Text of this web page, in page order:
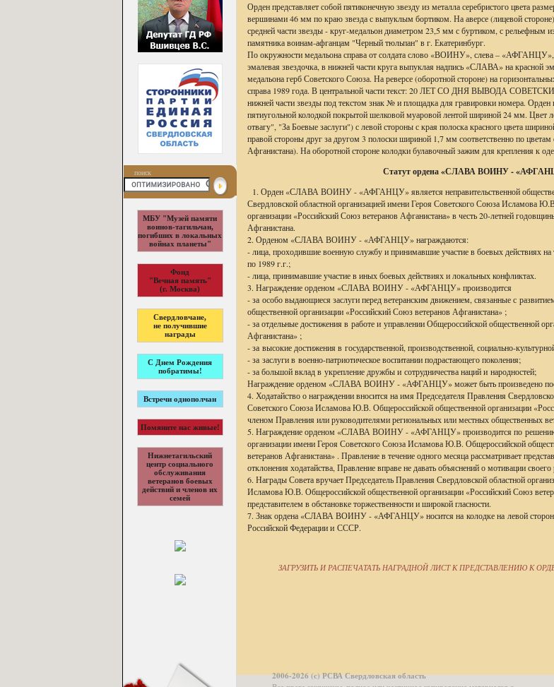
поиск
МБУ "Музей памяти
воинов-тагильчан,
погибших в локальных
войнах планеты"
Фонд
"Вечная память"
(г. Москва)
Свердловчане,
не получившие
награды
С Днем Рождения
побратимы!
Встречи однополчан
Помяните нас живые!
Нижнетагильский
центр социального
обслуживания
ветеранов боевых
действий и членов их
семей
Орден представляет собой пятиконечную звезду из металла серебристого цвета
вершинами 46 мм по краю звезда с выпуклым бортиком. На аверсе (лицевой
средней части звезды - круг-медальон диаметром 23,5 мм с буртиком, с рельефным
памятника воинам-афганцам "Черный тюльпан" в г. Екатеринбург.
По окружности медальона справа от солдата слово «ВОИНУ», слева – «АФГАНЦУ»,
эмалевая звездочка, в нижней части круга выпуклая надпись «СЛАВА» на красной
медальона герб Советского Союза. На реверсе (оборотной стороне) на
справа 1989 года. В центральной части текст: 20 ЛЕТ СО ДНЯ ВЫВОДА
нижней части звезды под текстом знак № и площадка для гравировки номера.
пятиугольной колодкой покрытой шелковой муаровой лентой шириной 24 мм. Цвет
отвагу", "За Боевые заслуги") с левой стороны с края полоска красного цвета
правой стороны друг за другом 3 полоски шириной 1,7 мм соответственно по
Афганистана). На оборотной стороне колодки булавочный зажим для крепления к
Статут ордена «СЛАВА ВОИНУ -
1. Орден «СЛАВА ВОИНУ - «АФГАНЦУ» является неправительственной
Свердловской областной организацией имени Героя Советского Союза Исламова
организации «Российский Союз ветеранов Афганистана» в честь 20-летней
Афганистана.
2. Орденом «СЛАВА ВОИНУ - «АФГАНЦУ» награждаются:
- лица, проходившие военную службу и принимавшие участие в боевых действиях на
по 1989 г.г.;
- лица, принимавшие участие в иных боевых действиях и локальных конфликтах.
3. Награждение орденом «СЛАВА ВОИНУ - «АФГАНЦУ» производится
- за особо выдающиеся заслуги перед ветеранским движением, связанные с
общественной организации «Российский Союз ветеранов Афганистана» ;
- за отдельные достижения в работе и управлении Общероссийской общественной
Афганистана» ;
- за высокие достижения в государственной, производственной, социально-
- за заслуги в военно-патриотическое воспитании подрастающего поколения;
- за большой вклад в укрепление дружбы и сотрудничества наций и народностей;
Награждение орденом «СЛАВА ВОИНУ - «АФГАНЦУ» может быть произведено
4. Ходатайство о награждении вносится на имя Председателя Правления
Советского Союза Исламова Ю.В. Общероссийской общественной организации
членом Правления или руководителями региональных или местных общественных
5. Награждение орденом «СЛАВА ВОИНУ - «АФГАНЦУ» производится по решению
организации имени Героя Советского Союза Исламова Ю.В. Общероссийской
ветеранов Афганистана» . Правление в течение одного месяца рассматривает
отклонения ходатайства, Правление вправе не давать объяснений о мотивации
6. Награды Совета вручает Председатель Правления Свердловской областной
Исламова Ю.В. Общероссийской общественной организации «Российский Союз
представителем в обстановке торжественности и широкой гласности.
7. Знак ордена «СЛАВА ВОИНУ - «АФГАНЦУ» носится на колодке на левой стороне
Российской Федерации и СССР.
ЗАГРУЗИТЬ И РАСПЕЧАТАТЬ НАГРАДНОЙ ЛИСТ К ПРЕДСТАВЛЕНИЮ К
2006-2026 (с) РСВА Свердловская область